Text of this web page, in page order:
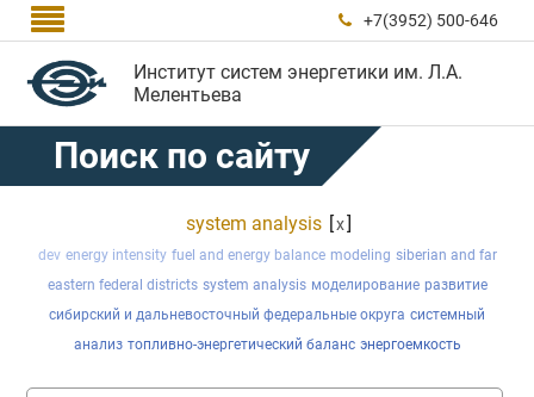
  +7(3952) 500-646
Институт систем энергетики им. Л.А.
Мелентьева
Поиск по сайту
system analysis [x]
dev energy intensity fuel and energy balance modeling siberian and far
eastern federal districts system analysis моделирование развитие
сибирский и дальневосточный федеральные округа системный
анализ топливно-энергетический баланс энергоемкость